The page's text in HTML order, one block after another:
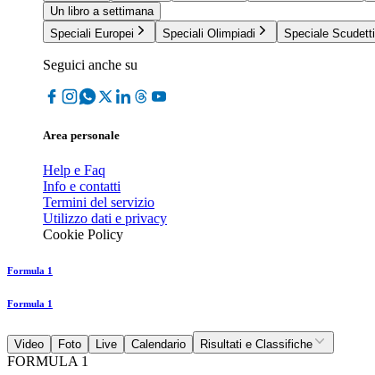
Un libro a settimana
Speciali Europei
Speciali Olimpiadi Speciale Scudetti
Seguici anche su
Area personale
Help e Faq
Info e contatti
Termini del servizio
Utilizzo dati e privacy
Cookie Policy
Formula 1
Formula 1
Video Foto Live Calendario Risultati e Classifiche
FORMULA 1